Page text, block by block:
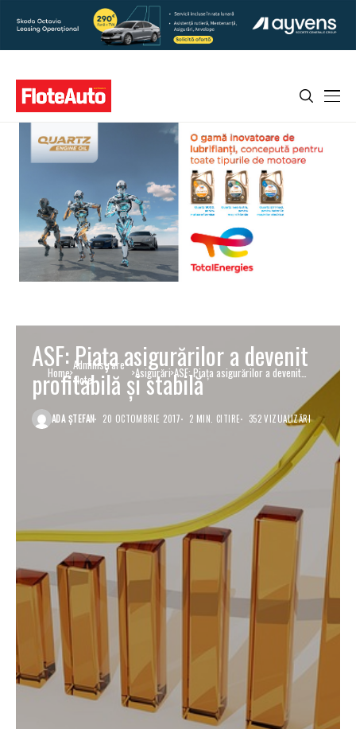
Home Administrare
flote
Asigurări ASF: Piaţa asigurărilor a devenit
profitabilă şi stabilă
ASF: Piaţa asigurărilor a devenit
profitabilă şi stabilă
ADA ȘTEFAN 20 OCTOMBRIE 2017 2 MIN. CITIRE 352 VIZUALIZĂRI